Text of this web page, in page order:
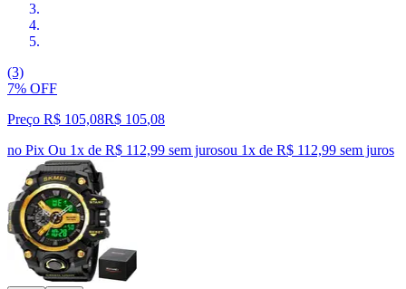
(3)
7% OFF
Preço R$ 105,08R$ 105,08
no Pix Ou 1x de R$ 112,99 sem jurosou 1x de R$ 112,99 sem juros